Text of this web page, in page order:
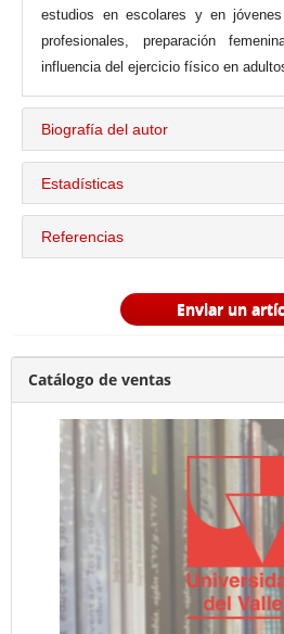
estudios en escolares y en
profesionales, preparación
influencia del ejercicio físico en
Biografía del autor
Estadísticas
Referencias
Enviar un
Catálogo de ventas